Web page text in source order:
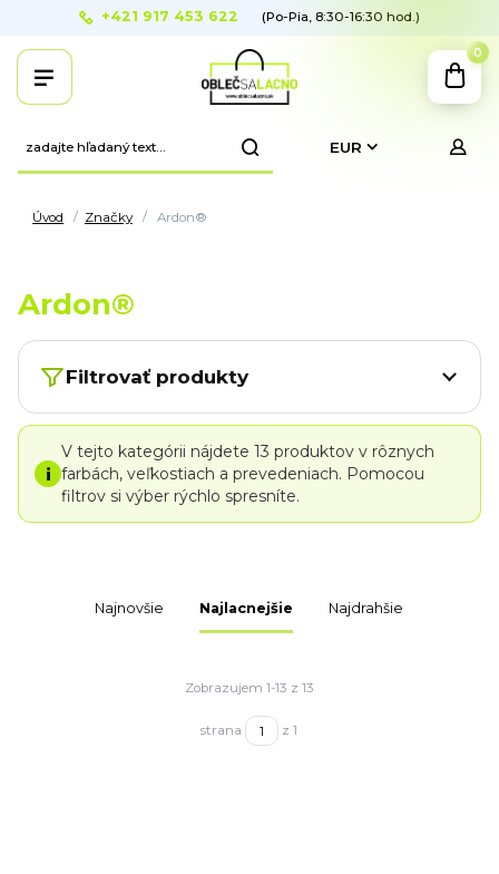
EUR
+421 917 453 622 (Po-Pia, 8:30-16:30 hod.)
0
Úvod Značky Ardon®
Ardon®
Filtrovať produkty
i
V tejto kategórii nájdete 13 produktov v rôznych
farbách, veľkostiach a prevedeniach. Pomocou
filtrov si výber rýchlo spresníte.
Najnovšie Najlacnejšie Najdrahšie
Zobrazujem 1-13 z 13
strana z 1